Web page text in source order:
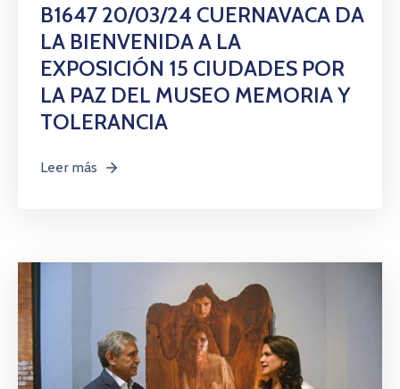
B1647 20/03/24 CUERNAVACA DA
LA BIENVENIDA A LA
EXPOSICIÓN 15 CIUDADES POR
LA PAZ DEL MUSEO MEMORIA Y
TOLERANCIA
Leer más